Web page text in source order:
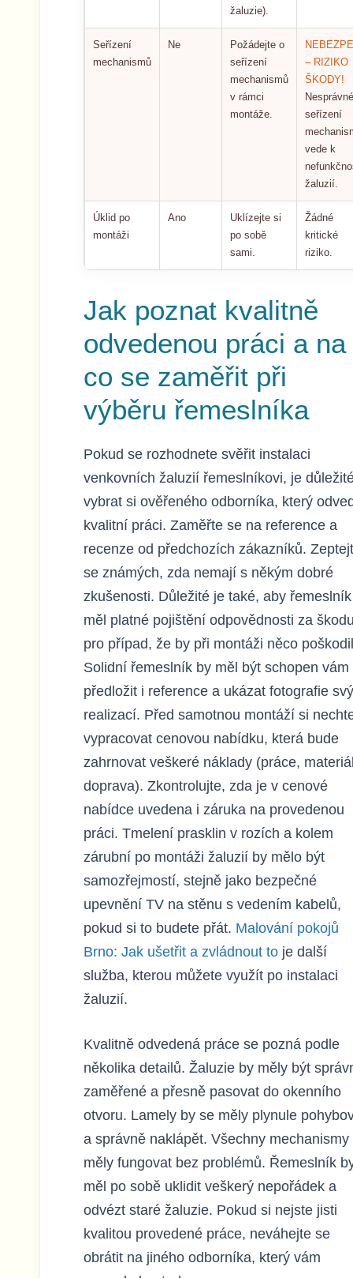
žaluzie).
Seřízení
mechanismů
Ne
Požádejte o
seřízení
mechanismů
v rámci
montáže.
– RIZIKO
ŠKODY!
Nesprávné
seřízení
vede k
žaluzií.
Úklid po
montáži
Ano
Uklízejte si
po sobě
sami.
Žádné
kritické
riziko.
Jak poznat kvalitně
odvedenou práci a na
co se zaměřit při
výběru řemeslníka
Pokud se rozhodnete svěřit instalaci
venkovních žaluzií řemeslníkovi, je
vybrat si ověřeného odborníka, který
kvalitní práci. Zaměřte se na reference a
recenze od předchozích zákazníků.
se známých, zda nemají s někým dobré
zkušenosti. Důležité je také, aby řemeslník
měl platné pojištění odpovědnosti za
pro případ, že by při montáži něco
Solidní řemeslník by měl být schopen vám
předložit i reference a ukázat fotografie
realizací. Před samotnou montáží si
vypracovat cenovou nabídku, která bude
zahrnovat veškeré náklady (práce,
doprava). Zkontrolujte, zda je v cenové
nabídce uvedena i záruka na provedenou
práci. Tmelení prasklin v rozích a kolem
zárubní po montáži žaluzií by mělo být
samozřejmostí, stejně jako bezpečné
upevnění TV na stěnu s vedením kabelů,
pokud si to budete přát. Malování pokojů
Brno: Jak ušetřit a zvládnout to je další
služba, kterou můžete využít po instalaci
žaluzií.
Kvalitně odvedená práce se pozná podle
několika detailů. Žaluzie by měly být
zaměřené a přesně pasovat do okenního
otvoru. Lamely by se měly plynule
a správně naklápět. Všechny mechanismy
měly fungovat bez problémů. Řemeslník
měl po sobě uklidit veškerý nepořádek a
odvézt staré žaluzie. Pokud si nejste jisti
kvalitou provedené práce, neváhejte se
obrátit na jiného odborníka, který vám